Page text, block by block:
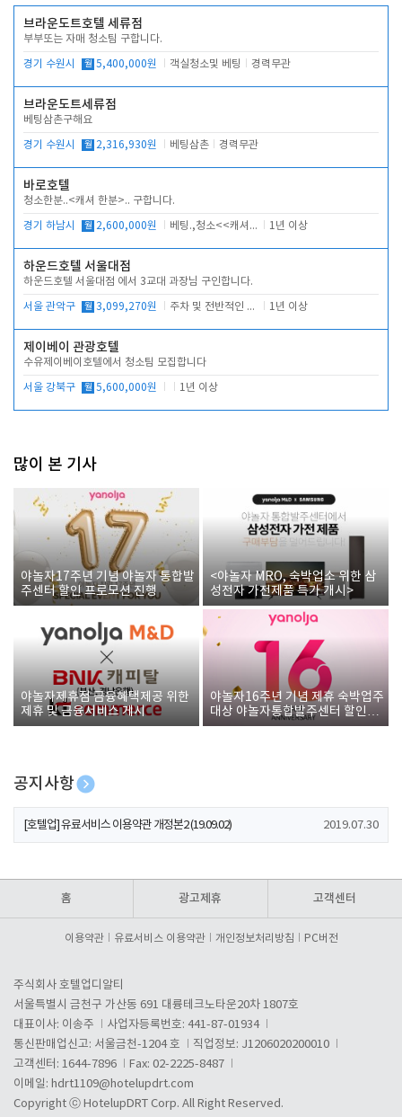
브라운도트호텔 세류점
부부또는 자매 청소팀 구합니다.
경기 수원시 월 5,400,000원 객실청소및 베팅 경력무관
브라운도트세류점
베팅삼촌구해요
경기 수원시 월 2,316,930원 베팅삼촌 경력무관
바로호텔
청소한분..<캐셔 한분>.. 구합니다.
경기 하남시 월 2,600,000원 베팅.,청소<<캐셔 모셔봅니다. 1년 이상
하운드호텔 서울대점
하운드호텔 서울대점 에서 3교대 과장님 구인합니다.
서울 관악구 월 3,099,270원 주차 및 전반적인 당번업무 1년 이상
제이베이 관광호텔
수유제이베이호텔에서 청소팀 모집합니다
서울 강북구 월 5,600,000원 1년 이상
많이 본 기사
야놀자17주년 기념 야놀자 통합발
주센터 할인 프로모션 진행
<야놀자 MRO, 숙박업소 위한 삼
성전자 가전제품 특가 개시>
야놀자제휴점 금융혜택제공 위한
제휴 및 금융서비스 게시
야놀자16주년 기념 제휴 숙박업주
대상 야놀자통합발주센터 할인쿠
폰 증정
공지사항
[호텔업] 개인정보 처리방침 개정본1 (19.09.02)
[호텔업] 유료서비스 이용약관 개정본2 (19.09.02) 2019.07.30
홈 광고제휴 고객센터
이용약관 유료서비스 이용약관 개인정보처리방침 PC버전
주식회사 호텔업디알티
서울특별시 금천구 가산동 691 대륭테크노타운20차 1807호
대표이사: 이송주
사업자등록번호: 441-87-01934
통신판매업신고: 서울금천-1204 호
직업정보: J1206020200010
고객센터: 1644-7896
Fax: 02-2225-8487
이메일: hdrt1109@hotelupdrt.com
Copyright ⓒ HotelupDRT Corp. All Right Reserved.